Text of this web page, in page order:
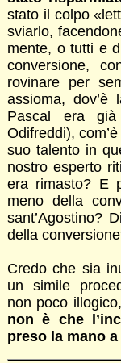
stato il colpo
sviarlo,
mente, o tutti e
conversione,
rovinare per
assioma,
Pascal era
Odifreddi),
suo talento in
nostro esperto
era rimasto? E
meno della
sant’Agostino?
della
Credo che sia
un simile
non poco illogico,
non è che
preso la mano